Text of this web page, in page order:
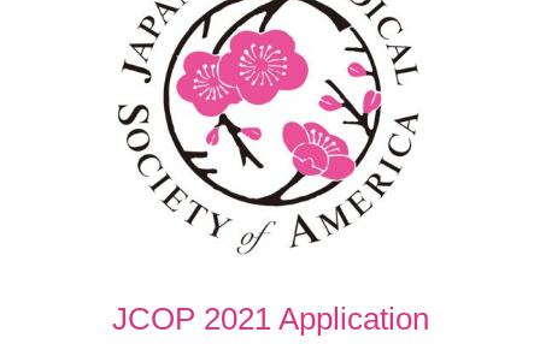
JCOP 2021 Application